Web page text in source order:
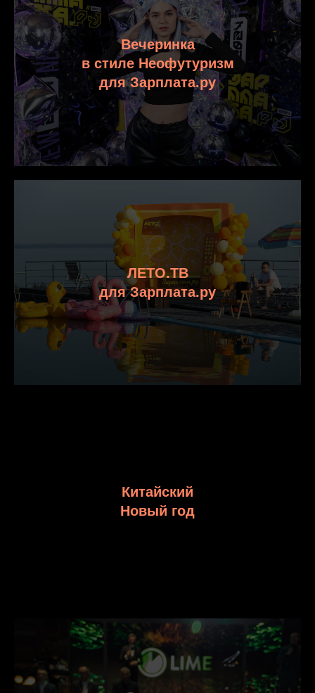
Вечеринка
в стиле Неофутуризм
для Зарплата.ру
ЛЕТО.ТВ
для Зарплата.ру
Китайский
Новый год